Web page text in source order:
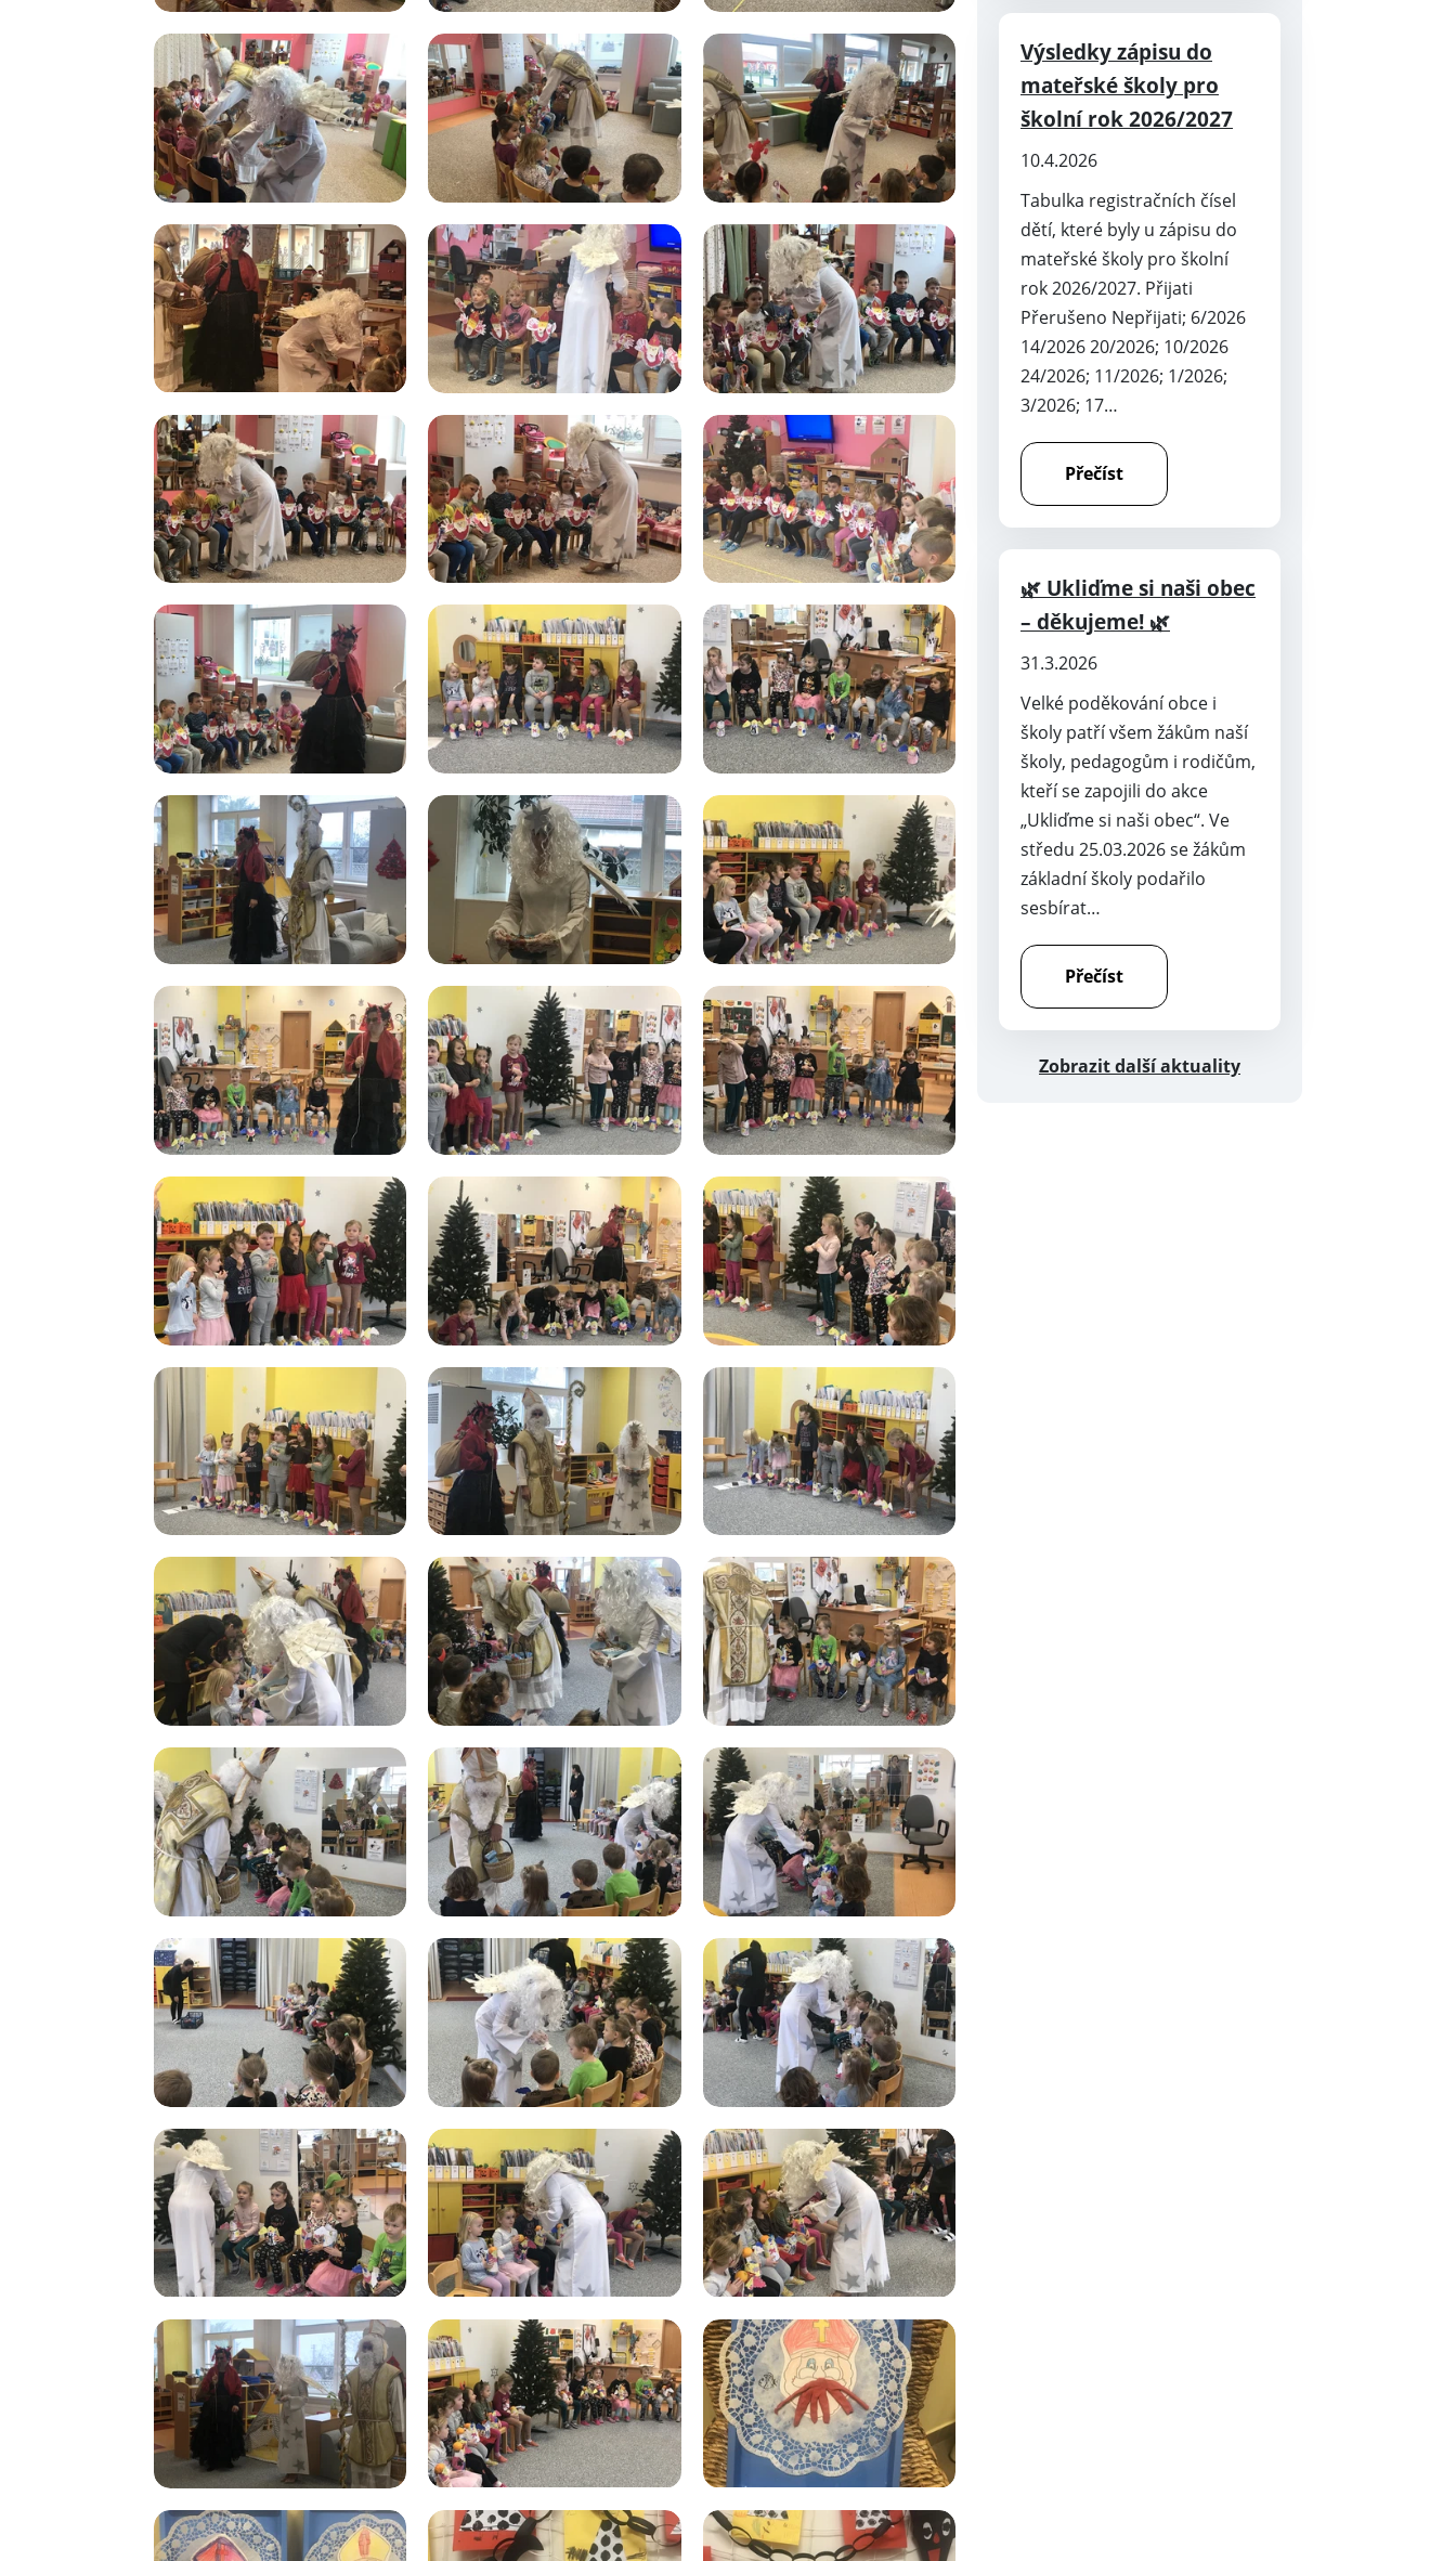
Výsledky zápisu do
mateřské školy pro
školní rok 2026/2027
10.4.2026
Tabulka registračních čísel
dětí, které byly u zápisu do
mateřské školy pro školní
rok 2026/2027. Přijati
Přerušeno Nepřijati; 6/2026
14/2026 20/2026; 10/2026
24/2026; 11/2026; 1/2026;
3/2026; 17…
Přečíst
🌿 Ukliďme si naši obec
– děkujeme! 🌿
31.3.2026
Velké poděkování obce i
školy patří všem žákům naší
školy, pedagogům i rodičům,
kteří se zapojili do akce
„Ukliďme si naši obec“. Ve
středu 25.03.2026 se žákům
základní školy podařilo
sesbírat…
Přečíst
Zobrazit další aktuality